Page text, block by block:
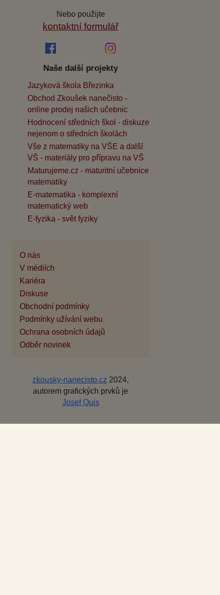
Nebo použijte
kontaktní formulář
Naše další projekty
Jazyková škola Březinka
Obchod Zkoušek nanečisto -
online prodej našich učebnic
Hodnocení středních škol - diskuze
nejenom o středních školách
Vše z matematiky na VŠE a další
VŠ - materiály pro přípravu na VŠ
Maturujeme.cz - maturitní učebnice
matematiky
E-matematika - komplexní
matematický web
E-fyzika - svět fyziky
O nás
V médiích
Kariéra
Diskuse
Obchodní podmínky
Podmínky užívání webu
Ochrana osobních údajů
Odběr novinek
zkousky-nanecisto.cz 2024,
autorem grafických prvků je
Josef Quis